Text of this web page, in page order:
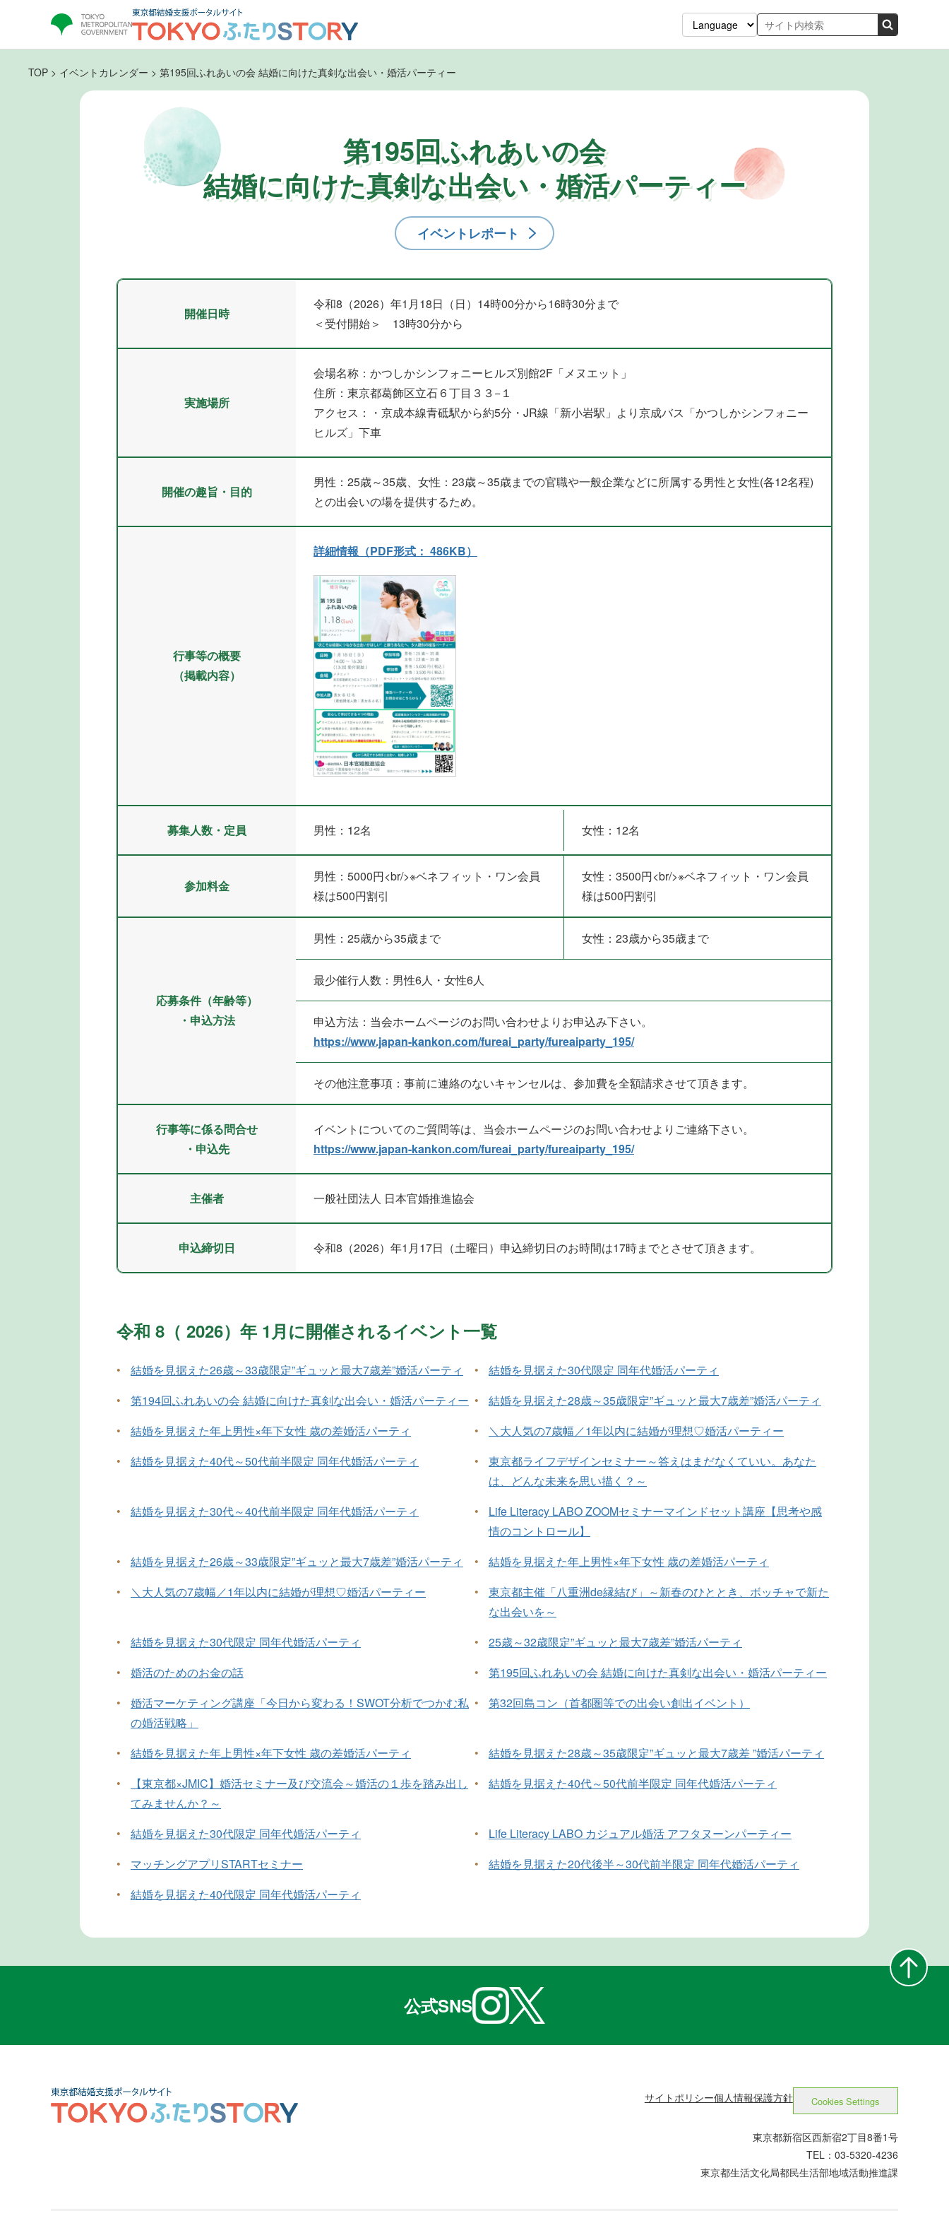
TOP > イベントカレンダー > 第195回ふれあいの会 結婚に向けた真剣な出会い・婚活パーティー
第195回ふれあいの会
結婚に向けた真剣な出会い・婚活パーティー
イベントレポート
開催日時
令和8（2026）年1月18日（日）14時00分から16時30分まで
＜受付開始＞ 13時30分から
実施場所
会場名称：かつしかシンフォニーヒルズ別館2F「メヌエット」
住所：東京都葛飾区立石６丁目３３−１
アクセス：・京成本線青砥駅から約5分・JR線「新小岩駅」より京成バス「かつしかシンフォニー
ヒルズ」下車
開催の趣旨・目的
男性：25歳～35歳、女性：23歳～35歳までの官職や一般企業などに所属する男性と女性(各12名程)
との出会いの場を提供するため。
行事等の概要
（掲載内容）
詳細情報（PDF形式： 486KB）
募集人数・定員 男性：12名 女性：12名
参加料金
男性：5000円<br/>※ベネフィット・ワン会員
様は500円割引
女性：3500円<br/>※ベネフィット・ワン会員
様は500円割引
応募条件（年齢等）
・申込方法
男性：25歳から35歳まで 女性：23歳から35歳まで
最少催行人数：男性6人・女性6人
申込方法：当会ホームページのお問い合わせよりお申込み下さい。
https://www.japan-kankon.com/fureai_party/fureaiparty_195/
その他注意事項：事前に連絡のないキャンセルは、参加費を全額請求させて頂きます。
行事等に係る問合せ
・申込先
イベントについてのご質問等は、当会ホームページのお問い合わせよりご連絡下さい。
https://www.japan-kankon.com/fureai_party/fureaiparty_195/
主催者 一般社団法人 日本官婚推進協会
申込締切日 令和8（2026）年1月17日（土曜日）申込締切日のお時間は17時までとさせて頂きます。
令和 8（ 2026）年 1月に開催されるイベント一覧
• 結婚を見据えた26歳～33歳限定”ギュッと最大7歳差”婚活パーティ •
結婚を見据えた30代限定 同年代婚活パーティ
•
第194回ふれあいの会 結婚に向けた真剣な出会い・婚活パーティー •
結婚を見据えた28歳～35歳限定”ギュッと最大7歳差”婚活パーティ
•
結婚を見据えた年上男性×年下女性 歳の差婚活パーティ •
＼大人気の7歳幅／1年以内に結婚が理想♡婚活パーティー
•
結婚を見据えた40代～50代前半限定 同年代婚活パーティ •
東京都ライフデザインセミナー～答えはまだなくていい。あなた
は、どんな未来を思い描く？～
•
結婚を見据えた30代～40代前半限定 同年代婚活パーティ •
Life Literacy LABO ZOOMセミナーマインドセット講座【思考や感
情のコントロール】
•
結婚を見据えた26歳～33歳限定”ギュッと最大7歳差”婚活パーティ •
結婚を見据えた年上男性×年下女性 歳の差婚活パーティ
•
＼大人気の7歳幅／1年以内に結婚が理想♡婚活パーティー •
東京都主催「八重洲de縁結び」～新春のひととき、ボッチャで新た
な出会いを～
•
結婚を見据えた30代限定 同年代婚活パーティ •
25歳～32歳限定”ギュッと最大7歳差”婚活パーティ
•
婚活のためのお金の話 •
第195回ふれあいの会 結婚に向けた真剣な出会い・婚活パーティー
•
婚活マーケティング講座「今日から変わる！SWOT分析でつかむ私
の婚活戦略」
• 第32回島コン（首都圏等での出会い創出イベント）
• 結婚を見据えた年上男性×年下女性 歳の差婚活パーティ •
結婚を見据えた28歳～35歳限定”ギュッと最大7歳差 ”婚活パーティ
•
【東京都×JMIC】婚活セミナー及び交流会～婚活の１歩を踏み出し
てみませんか？～
• 結婚を見据えた40代～50代前半限定 同年代婚活パーティ
• 結婚を見据えた30代限定 同年代婚活パーティ •
Life Literacy LABO カジュアル婚活 アフタヌーンパーティー
•
マッチングアプリSTARTセミナー •
結婚を見据えた20代後半～30代前半限定 同年代婚活パーティ
•
結婚を見据えた40代限定 同年代婚活パーティ
公式SNS
サイトポリシー個人情報保護方針 Cookies Settings
東京都新宿区西新宿2丁目8番1号
TEL：03-5320-4236
東京都生活文化局都民生活部地域活動推進課